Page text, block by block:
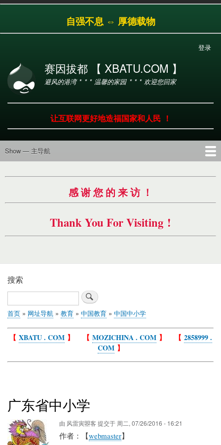
转
到
内
容
自强不息 ⇔ 厚德载物
户
登录
赛因拔都 【 XBATU.COM 】
避风的港湾 * * * 温馨的家园 * * * 欢迎您回家
让互联网更好地造福国家和人民 ！
主
航
Show — 主导航
感 谢 您 的 来 访 ！
Thank You For Visiting !
搜索
搜
索
面
包
屑
首页 网址导航 教育 中国教育 中国中小学
【 XBATU . COM】 【 MOZICHINA . COM】 【 2858999 .
COM】
广东省中小学
由 风雷寅曌客 提交于 周二, 07/26/2016 - 16:21
作者：【webmaster】